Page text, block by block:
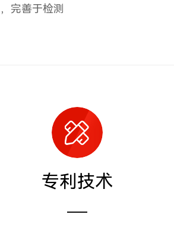
完善于检测
专利技术